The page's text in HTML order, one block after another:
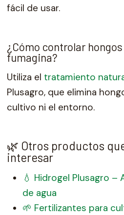
fácil de usar.
¿Cómo controlar
fumagina?
Utiliza el tratamiento
Plusagro, que elimina
cultivo ni el entorno.
🌿 Otros productos
interesar
💧 Hidrogel Plusagro –
de agua
🌱 Fertilizantes para